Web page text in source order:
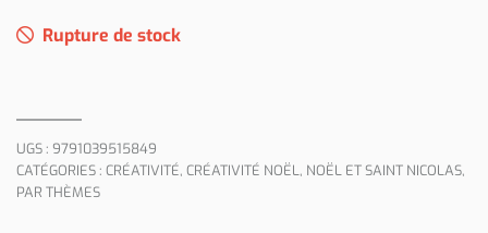
Rupture de stock
UGS : 9791039515849
CATÉGORIES : CRÉATIVITÉ, CRÉATIVITÉ NOËL, NOËL ET SAINT NICOLAS,
PAR THÈMES